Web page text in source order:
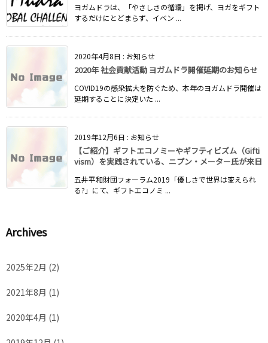
ヨガムドラは、「やさしさの循環」を掲げ、ヨガをギフト
するだけにとどまらず、イベン ...
2020年4月8日 : お知らせ
2020年 社会貢献活動 ヨガムドラ開催延期のお知らせ
COVID19の感染拡大を防ぐため、本年のヨガムドラ開催は
延期することに決定いた ...
2019年12月6日 : お知らせ
【ご紹介】ギフトエコノミーやギフティビズム（Gifti
vism）を実践されている、ニプン・メーター氏が来日
五井平和財団フォーラム2019「優しさで世界は変えられ
る?」にて、ギフトエコノミ ...
Archives
2025年2月 (2)
2021年8月 (1)
2020年4月 (1)